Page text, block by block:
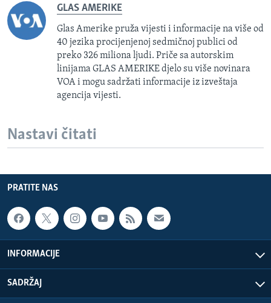
GLAS AMERIKE
Glas Amerike pruža vijesti i informacije na više od
40 jezika procijenjenoj sedmičnoj publici od
preko 326 miliona ljudi. Priče sa autorskim
linijama GLAS AMERIKE djelo su više novinara
VOA i mogu sadržati informacije iz izveštaja
agencija vijesti.
Nastavi čitati
PRATITE NAS
INFORMACIJE
SADRŽAJ